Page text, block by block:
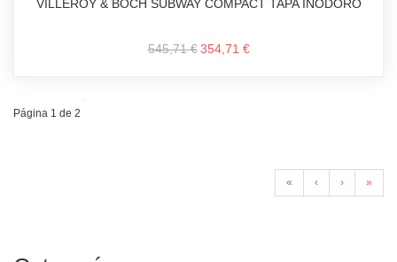
VILLEROY & BOCH SUBWAY COMPACT TAPA INODORO
545,71 € 354,71 €
Página 1 de 2
« ‹ › »